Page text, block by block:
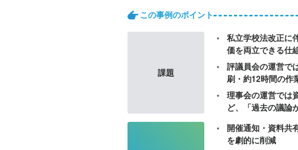
この事例のポイント
課題
私立学校法改正に
価を両立できる仕
評議員会の運営で
刷・約12時間の作
理事会の運営では
ど、「過去の議論
開催通知・資料共
を劇的に削減